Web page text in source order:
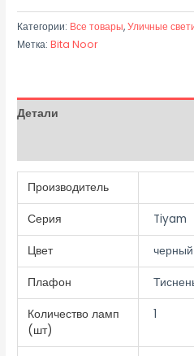
Категории: Все товары,Уличные
Метка:Bita Noor
Детали
Производитель
Серия Tiyam
Цвет черный
Плафон
Количество ламп
(шт)
1